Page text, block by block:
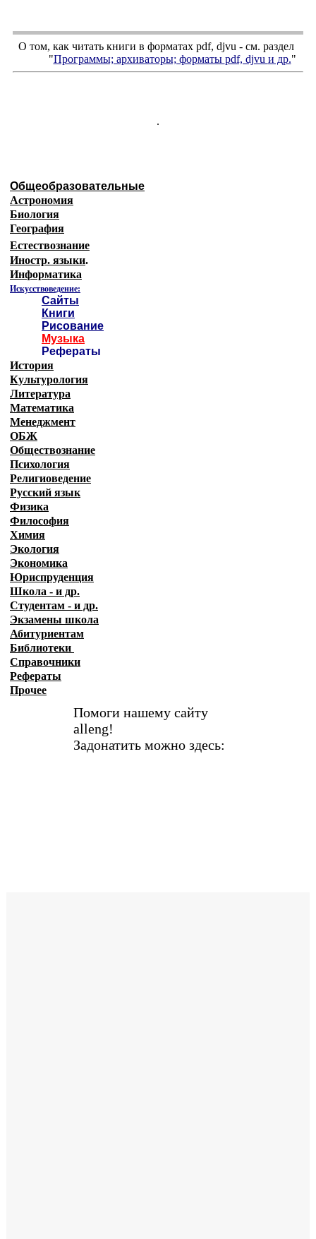
О том, как читать книги в форматах pdf, djvu - см. раздел
"Программы; архиваторы; форматы pdf, djvu и др."
.
Общеобразовательные
Астрономия
Биология
География
Естествознание
Иностр. языки.
Информатика
Искусствоведение:
Сайты
Книги
Рисование
Музыка
Рефераты
История
Культурология
Литература
Математика
Менеджмент
ОБЖ
Обществознание
Психология
Религиоведение
Русский язык
Физика
Философия
Химия
Экология
Экономика
Юриспруденция
Школа - и др.
Студентам - и др.
Экзамены школа
Абитуриентам
Библиотеки
Справочники
Рефераты
Прочее
Помоги нашему сайту
alleng!
Задонатить можно здесь: